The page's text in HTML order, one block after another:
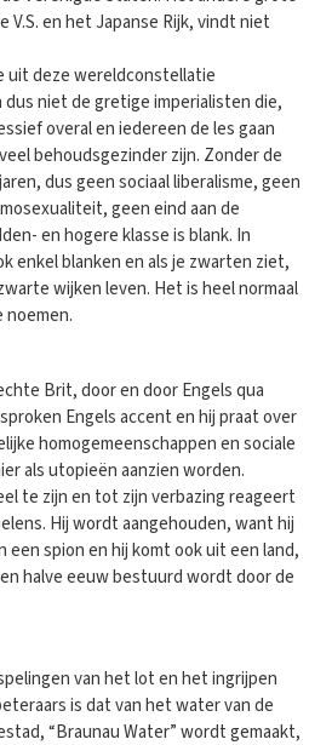
V.S. en het Japanse Rijk, vindt niet
uit deze wereldconstellatie
niet de gretige imperialisten die,
overal en iedereen de les gaan
behoudsgezinder zijn. Zonder de
dus geen sociaal liberalisme, geen
geen eind aan de
en hogere klasse is blank. In
enkel blanken en als je zwarten ziet,
wijken leven. Het is heel normaal
noemen.
Brit, door en door Engels qua
Engels accent en hij praat over
homogemeenschappen en sociale
als utopieën aanzien worden.
te zijn en tot zijn verbazing reageert
Hij wordt aangehouden, want hij
een spion en hij komt ook uit een land,
halve eeuw bestuurd wordt door de
van het lot en het ingrijpen
is dat van het water van de
“Braunau Water” wordt gemaakt,